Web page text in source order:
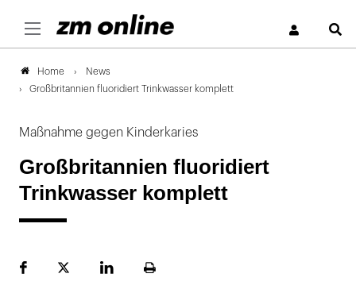
Home
News
Großbritannien fluoridiert Trinkwasser komplett
Maßnahme gegen Kinderkaries
Großbritannien fluoridiert
Trinkwasser komplett
FacebookPlattformLinekdInSeite